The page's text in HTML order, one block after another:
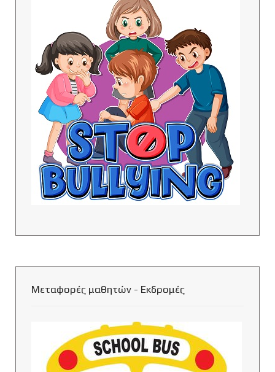
Μεταφορές μαθητών - Εκδρομές